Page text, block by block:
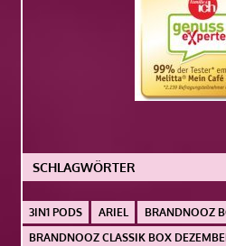
SCHLAGWÖRTER
3IN1 PODS ARIEL
BRANDNOOZ
BRANDNOOZ CLASSIK BOX